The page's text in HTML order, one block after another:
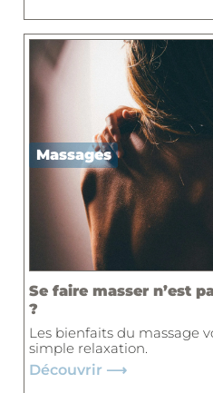
Massages
Se faire masser n’est
?
Les bienfaits du massage
simple relaxation.
Découvrir ⟶